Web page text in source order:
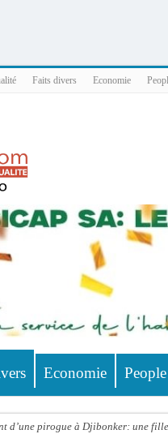
Faits divers Economie
Economie People
d’une pirogue à Djibonker: une